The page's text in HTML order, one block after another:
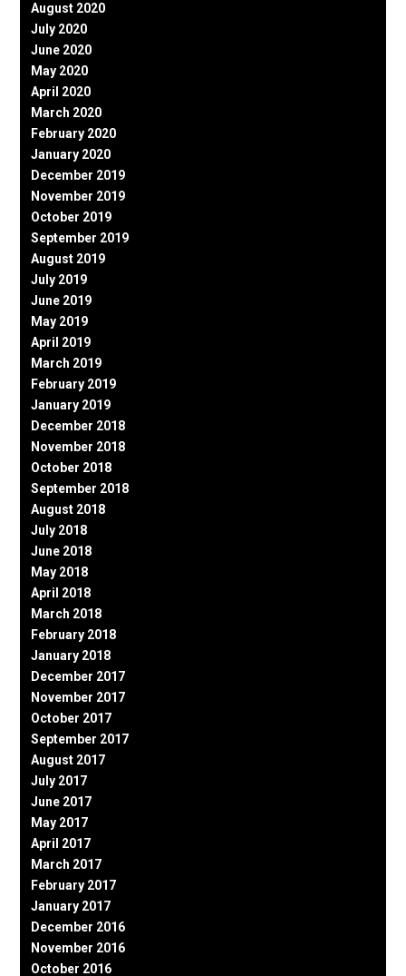
August 2020
July 2020
June 2020
May 2020
April 2020
March 2020
February 2020
January 2020
December 2019
November 2019
October 2019
September 2019
August 2019
July 2019
June 2019
May 2019
April 2019
March 2019
February 2019
January 2019
December 2018
November 2018
October 2018
September 2018
August 2018
July 2018
June 2018
May 2018
April 2018
March 2018
February 2018
January 2018
December 2017
November 2017
October 2017
September 2017
August 2017
July 2017
June 2017
May 2017
April 2017
March 2017
February 2017
January 2017
December 2016
November 2016
October 2016